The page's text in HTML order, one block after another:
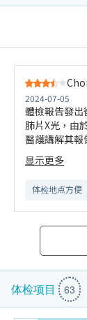
2024-07-05
體檢報告發
肺片X光，由
醫護講解其報
次打電話去查
後等了一星期
是講解內容
用擔心。讓
解自己的身體
显示更多
体检地点方便
体检项目 63